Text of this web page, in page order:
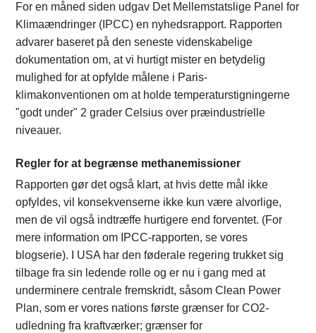
For en måned siden udgav Det Mellemstatslige Panel for
Klimaændringer (IPCC) en nyhedsrapport. Rapporten
advarer baseret på den seneste videnskabelige
dokumentation om, at vi hurtigt mister en betydelig
mulighed for at opfylde målene i Paris-
klimakonventionen om at holde temperaturstigningerne
"godt under" 2 grader Celsius over præindustrielle
niveauer.
Regler for at begrænse methanemissioner
Rapporten gør det også klart, at hvis dette mål ikke
opfyldes, vil konsekvenserne ikke kun være alvorlige,
men de vil også indtræffe hurtigere end forventet. (For
mere information om IPCC-rapporten, se vores
blogserie). I USA har den føderale regering trukket sig
tilbage fra sin ledende rolle og er nu i gang med at
underminere centrale fremskridt, såsom Clean Power
Plan, som er vores nations første grænser for CO2-
udledning fra kraftværker; grænser for